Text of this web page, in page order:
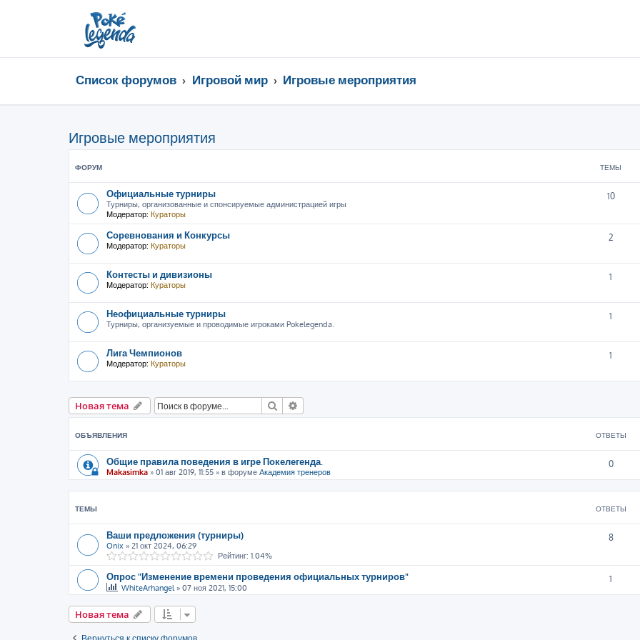
Список форумов Игровой мир Игровые мероприятия
Игровые мероприятия
ФОРУМ ТЕМЫ
Официальные турниры
Турниры, организованные и спонсируемые администрацией игры
Модератор: Кураторы
10
Соревнования и Конкурсы
Модератор: Кураторы
2
Контесты и дивизионы
Модератор: Кураторы
1
Неофициальные турниры
Турниры, организуемые и проводимые игроками Pokelegenda.
1
Лига Чемпионов
Модератор: Кураторы
1
Новая тема Поиск
ОБЪЯВЛЕНИЯ ОТВЕТЫ
Общие правила поведения в игре Покелегенда.
Makasimka » 01 авг 2019, 11:55 » в форуме Академия тренеров
0
ТЕМЫ ОТВЕТЫ
Ваши предложения (турниры)
Onix » 21 окт 2024, 06:29
Рейтинг: 1.04%
8
Опрос "Изменение времени проведения официальных турниров"
WhiteArhangel» 07 ноя 2021, 15:00
1
Новая тема